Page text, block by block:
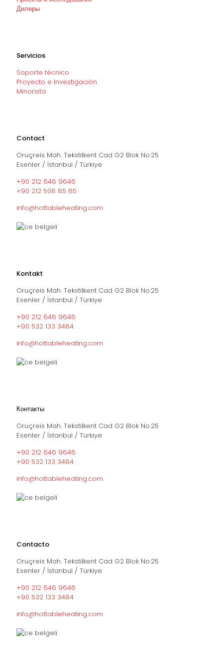
Дилеры
Servicios
Soporte técnico
Proyecto e Investigación
Minorista
Contact
Oruçreis Mah. Tekstilkent Cad G2 Blok No:25
Esenler / İstanbul / Türkiye
+90 212 646 9646
+90 212 508 85 85
info@hottableheating.com
Kontakt
Oruçreis Mah. Tekstilkent Cad G2 Blok No:25
Esenler / İstanbul / Türkiye
+90 212 646 9646
+90 532 133 3484
info@hottableheating.com
Контакты
Oruçreis Mah. Tekstilkent Cad G2 Blok No:25
Esenler / İstanbul / Türkiye
+90 212 646 9646
+90 532 133 3484
info@hottableheating.com
Contacto
Oruçreis Mah. Tekstilkent Cad G2 Blok No:25
Esenler / İstanbul / Türkiye
+90 212 646 9646
+90 532 133 3484
info@hottableheating.com